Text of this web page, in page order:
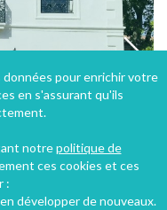
pour enrichir votre
en s'assurant qu'ils
notrepolitique de
ces cookies et ces
:
développer de nouveaux.